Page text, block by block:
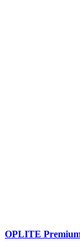
OPLITE